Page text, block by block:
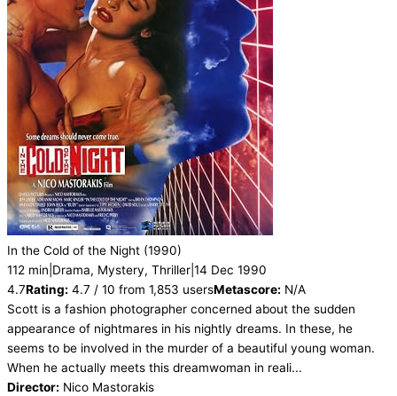
In the Cold of the Night (1990)
112 min Drama, Mystery, Thriller 14 Dec 1990
4.7Rating: 4.7 / 10 from 1,853 usersMetascore: N/A
Scott is a fashion photographer concerned about the sudden
appearance of nightmares in his nightly dreams. In these, he
seems to be involved in the murder of a beautiful young woman.
When he actually meets this dreamwoman in reali...
Director: Nico Mastorakis